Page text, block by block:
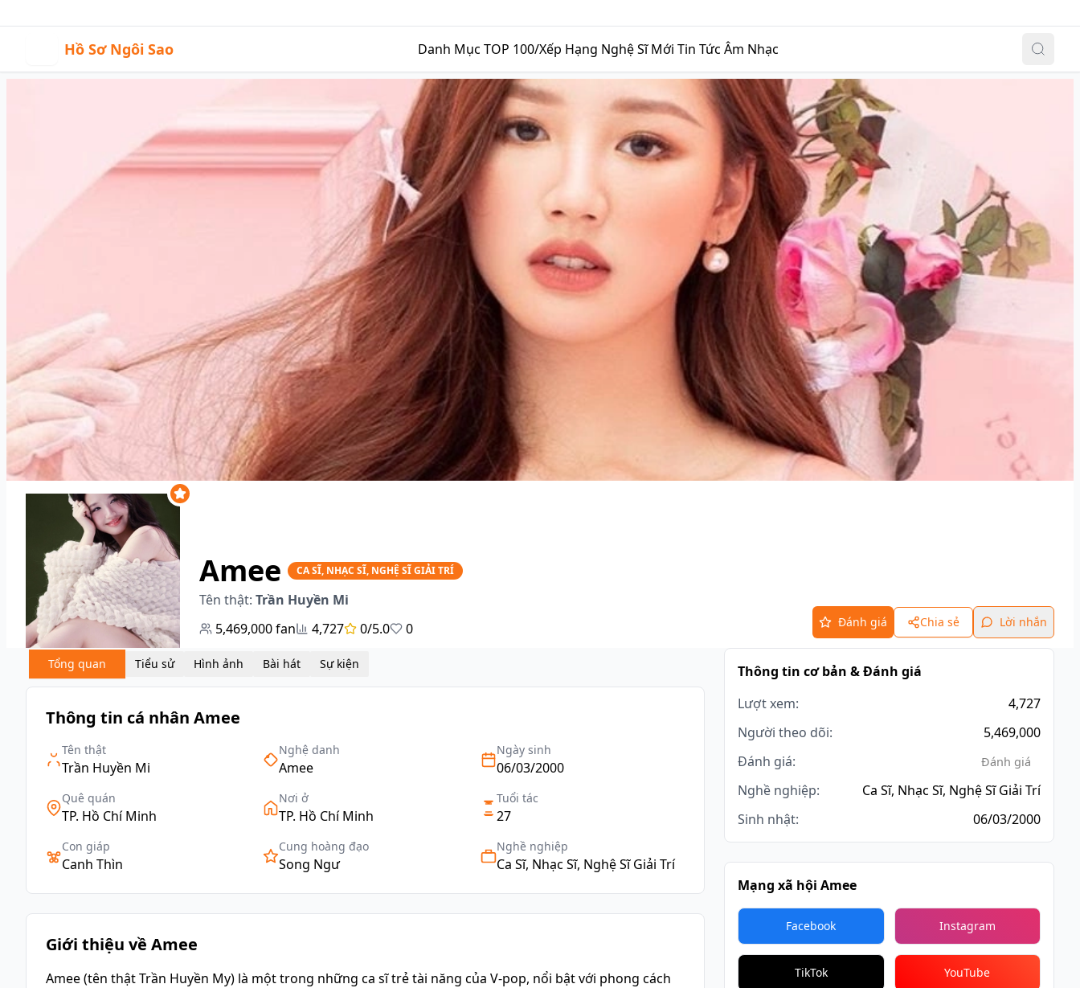
Hồ Sơ Ngôi Sao Danh Mục TOP 100/Xếp Hạng Nghệ Sĩ Mới Tin Tức Âm Nhạc
Amee CA SĨ, NHẠC SĨ, NGHỆ SĨ GIẢI TRÍ
Tên thật: Trần Huyền Mi
5,469,000fan 4,727 0/5.0 0 Đánh giá Chia sẻ Lời nhắn
Tổng quan Tiểu sử Hình ảnh Bài hát Sự kiện
Thông tin cá nhân Amee
Tên thật
Trần Huyền Mi
Nghệ danh
Amee
Ngày sinh
06/03/2000
Quê quán
TP. Hồ Chí Minh
Nơi ở
TP. Hồ Chí Minh
Tuổi tác
27
Con giáp
Canh Thìn
Cung hoàng đạo
Song Ngư
Nghề nghiệp
Ca Sĩ, Nhạc Sĩ, Nghệ Sĩ Giải Trí
Giới thiệu về Amee
Amee (tên thật Trần Huyền My) là một trong những ca sĩ trẻ tài năng của V-pop, nổi bật với phong cách
Thông tin cơ bản & Đánh giá
Lượt xem:
4,727
Người theo dõi:
5,469,000
Đánh giá:
Đánh giá
Nghề nghiệp:
Ca Sĩ, Nhạc Sĩ, Nghệ Sĩ Giải Trí
Sinh nhật:
06/03/2000
Mạng xã hội Amee
Facebook Instagram
TikTok YouTube